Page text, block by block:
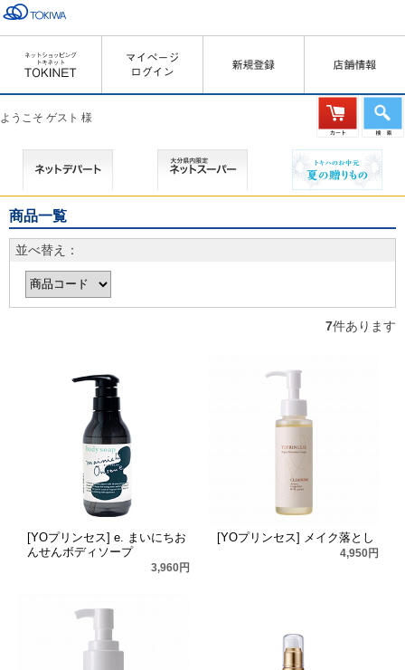
ようこそ ゲスト 様
商品一覧
並べ替え：
7件あります
[YOプリンセス] e. まいにちお
んせんボディソープ
3,960円
[YOプリンセス] メイク落とし
4,950円